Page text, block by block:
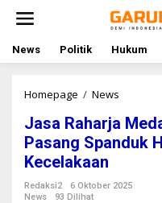
t
News Politik Hukum
Homepage / News
s
a
R
h
Jasa Raharja
Pasang Spanduk
Kecelakaan
Redaksi2
6 Oktober 2025
News
93 Dilihat